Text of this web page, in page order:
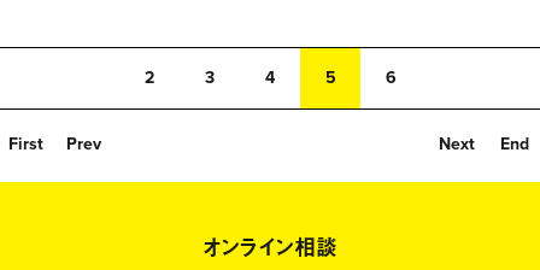
First Prev
2 3 4 5 6
Next End
オンライン相談